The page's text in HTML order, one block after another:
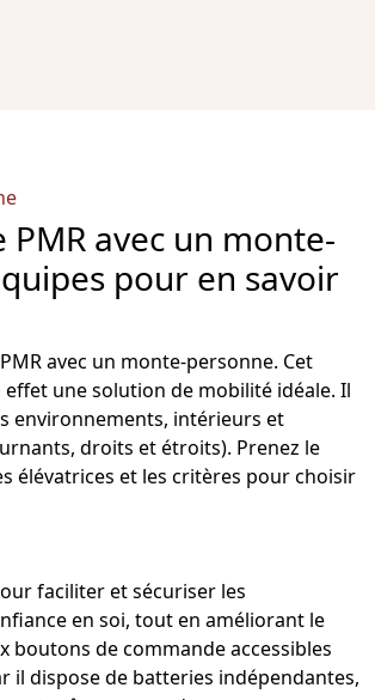
avec un monte-
pour en savoir
avec un monte-personne. Cet
une solution de mobilité idéale. Il
environnements, intérieurs et
droits et étroits). Prenez le
élévatrices et les critères pour choisir
faciliter et sécuriser les
en soi, tout en améliorant le
boutons de commande accessibles
il dispose de batteries indépendantes,